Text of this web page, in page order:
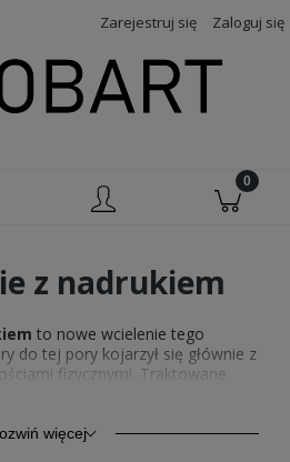
Zarejestruj się Zaloguj się
z nadrukiem
to nowe wcielenie tego
do tej pory kojarzył się głównie z
fizycznymi. Traktowane
w modzie, wyznaczone
więcej